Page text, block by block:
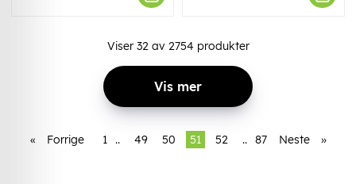
Viser 32av 2754 produkter
Vis mer
« Forrige 1 .. 49 50 51 52 .. 87 Neste »